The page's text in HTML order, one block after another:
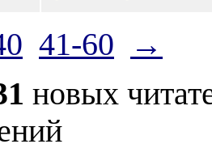
41-60
→
новых